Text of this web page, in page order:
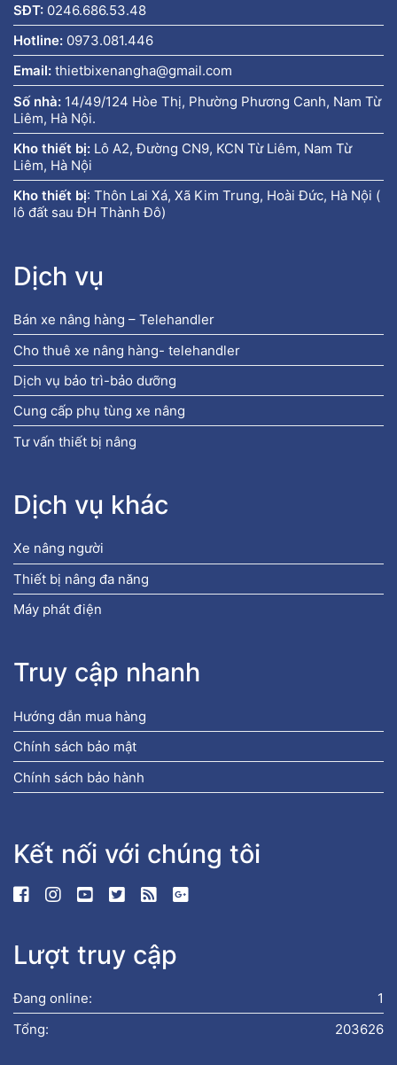
SĐT: 0246.686.53.48
Hotline: 0973.081.446
Email: thietbixenangha@gmail.com
Số nhà: 14/49/124 Hòe Thị, Phường Phương Canh, Nam Từ
Liêm, Hà Nội.
Kho thiết bị: Lô A2, Đường CN9, KCN Từ Liêm, Nam Từ
Liêm, Hà Nội
Kho thiết bị: Thôn Lai Xá, Xã Kim Trung, Hoài Đức, Hà Nội (
lô đất sau ĐH Thành Đô)
Dịch vụ
Bán xe nâng hàng – Telehandler
Cho thuê xe nâng hàng- telehandler
Dịch vụ bảo trì-bảo dưỡng
Cung cấp phụ tùng xe nâng
Tư vấn thiết bị nâng
Dịch vụ khác
Xe nâng người
Thiết bị nâng đa năng
Máy phát điện
Truy cập nhanh
Hướng dẫn mua hàng
Chính sách bảo mật
Chính sách bảo hành
Kết nối với chúng tôi
Lượt truy cập
1
Đang online:
203626
Tổng: